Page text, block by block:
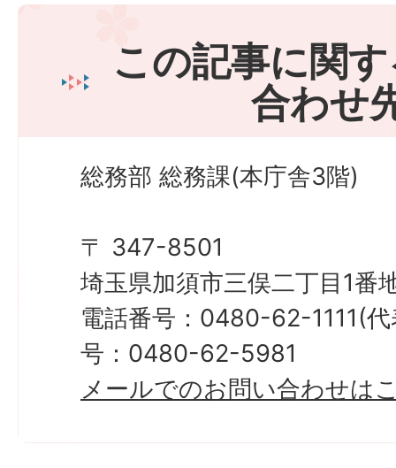
この記事に関
合わせ
総務部 総務課(本庁舎3階)
〒 347-8501
埼玉県加須市三俣二丁目1番
電話番号：0480-62-1111(
号：0480-62-5981
メールでのお問い合わせは